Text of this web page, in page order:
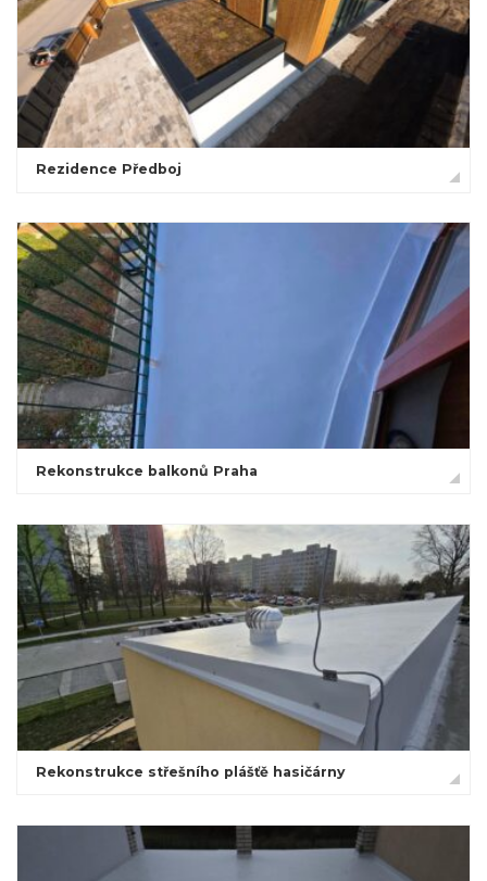
Rezidence Předboj
Rekonstrukce balkonů Praha
Rekonstrukce střešního plášťě hasičárny